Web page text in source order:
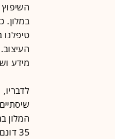
מידע
המלון
35